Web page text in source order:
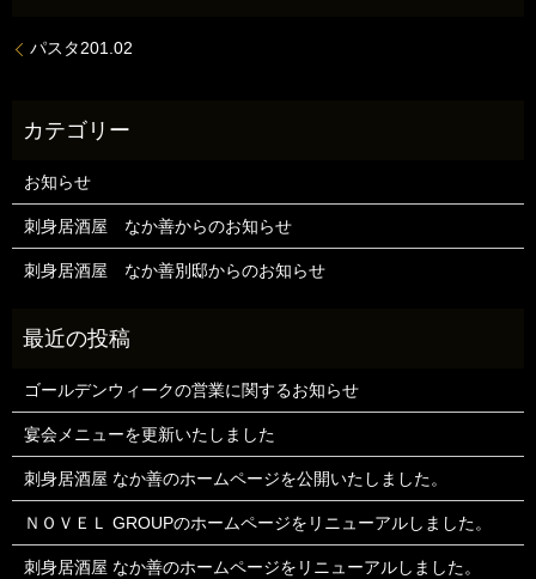
パスタ201.02
お知らせ
刺身居酒屋 なか善からのお知らせ
刺身居酒屋 なか善別邸からのお知らせ
ゴールデンウィークの営業に関するお知らせ
宴会メニューを更新いたしました
刺身居酒屋 なか善のホームページを公開いたしました。
ＮＯＶＥＬ GROUPのホームページをリニューアルしました。
刺身居酒屋 なか善のホームページをリニューアルしました。